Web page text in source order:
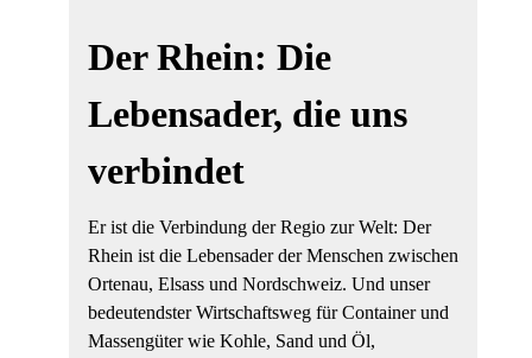
Der Rhein: Die
Lebensader, die uns
verbindet
Er ist die Verbindung der Regio zur Welt: Der
Rhein ist die Lebensader der Menschen zwischen
Ortenau, Elsass und Nordschweiz. Und unser
bedeutendster Wirtschaftsweg für Container und
Massengüter wie Kohle, Sand und Öl,